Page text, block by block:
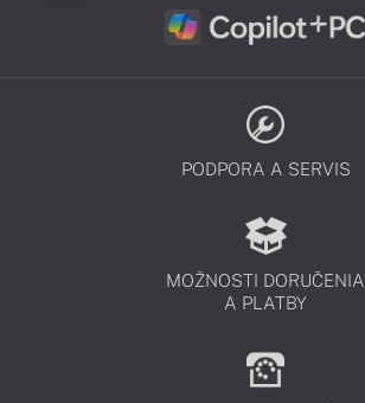
PODPORA A SERVIS
MOŽNOSTI DORUČENIA
A PLATBY